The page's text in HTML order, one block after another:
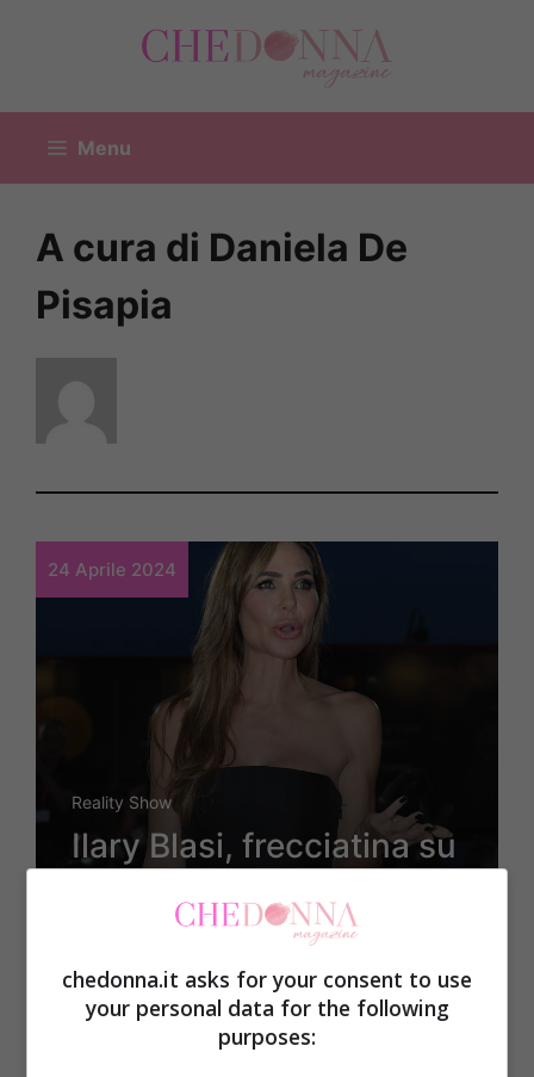
Menu
A cura di Daniela De
Pisapia
24 Aprile 2024
Reality Show
Ilary Blasi, frecciatina su
Vladimir Luxuria: il
commento sul look è
virale, cosa ha detto
chedonna.it asks for your consent to use
your personal data for the following
purposes: